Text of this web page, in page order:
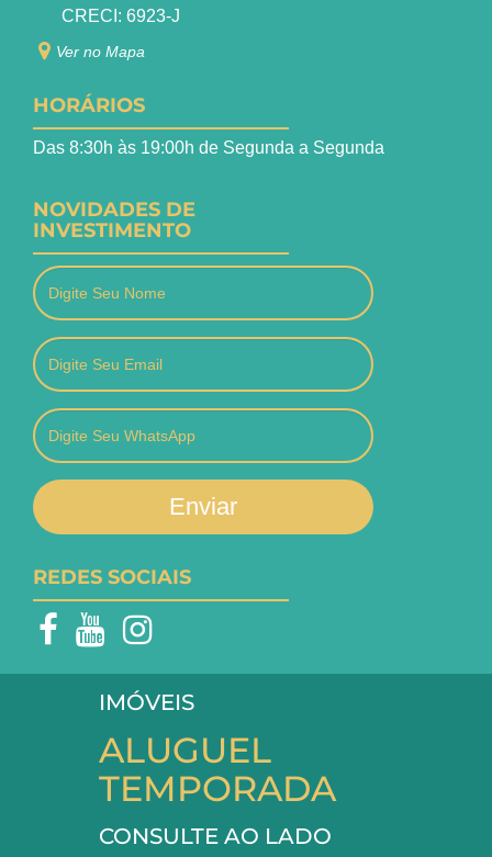
CRECI: 6923-J
Ver no Mapa
HORÁRIOS
Das 8:30h às 19:00h de Segunda a Segunda
NOVIDADES DE
INVESTIMENTO
Enviar
REDES SOCIAIS
IMÓVEIS
ALUGUEL
TEMPORADA
CONSULTE AO LADO